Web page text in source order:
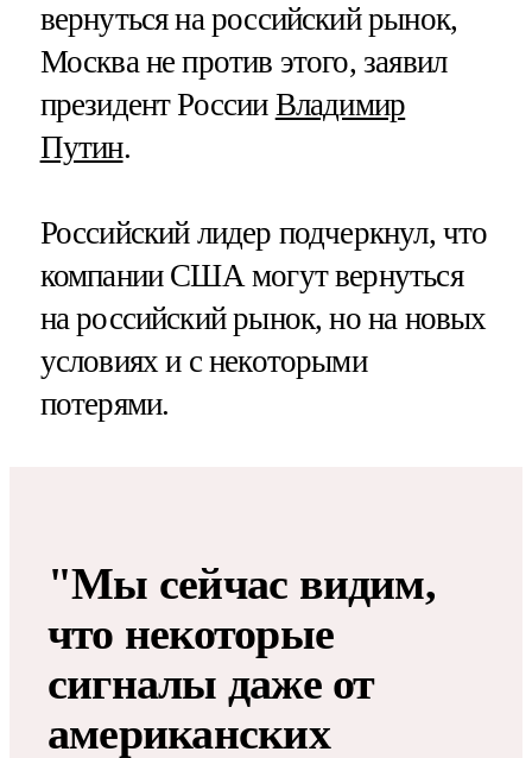
вернуться на российский рынок,
Москва не против этого, заявил
президент России Владимир
Путин.
Российский лидер подчеркнул, что
компании США могут вернуться
на российский рынок, но на новых
условиях и с некоторыми
потерями.
"Мы сейчас видим,
что некоторые
сигналы даже от
американских